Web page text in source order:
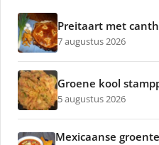
Preitaart met
7 augustus 2026
Groene kool
5 augustus 2026
Mexicaanse